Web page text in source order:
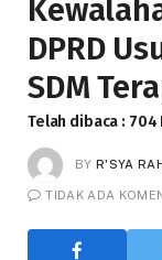
DPRD
SDM
Telah dibaca : 704
BY R'SYA
TIDAK ADA